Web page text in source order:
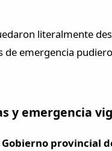
literalmente
de emergencia
y emergencia
Gobierno provincial